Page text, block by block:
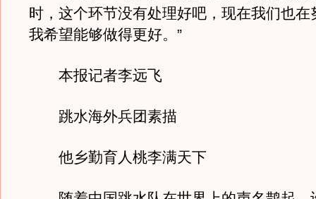
时，这个环节没有处理好吧，现在我们也在
我希望能够做得更好。”
本报记者李远飞
跳水海外兵团素描
他乡勤育人桃李满天下